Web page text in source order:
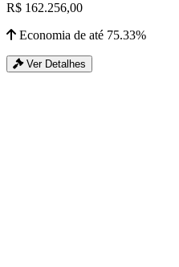
R$ 162.256,00
Economia de até 75.33%
Ver Detalhes